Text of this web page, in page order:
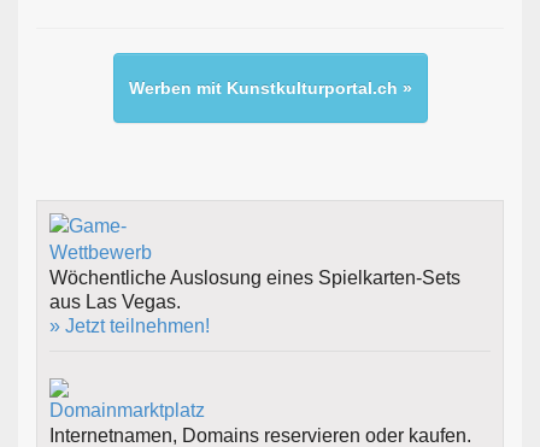
Werben mit Kunstkulturportal.ch »
Wöchentliche Auslosung eines Spielkarten-Sets
aus Las Vegas.
» Jetzt teilnehmen!
Internetnamen, Domains reservieren oder kaufen.